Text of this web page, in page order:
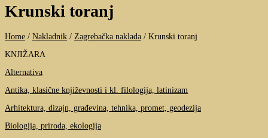
Krunski toranj
Home / Nakladnik / Zagrebačka naklada / Krunski toranj
KNJIŽARA
Alternativa
Antika, klasične književnosti i kl. filologija, latinizam
Arhitektura, dizajn, građevina, tehnika, promet, geodezija
Biologija, priroda, ekologija